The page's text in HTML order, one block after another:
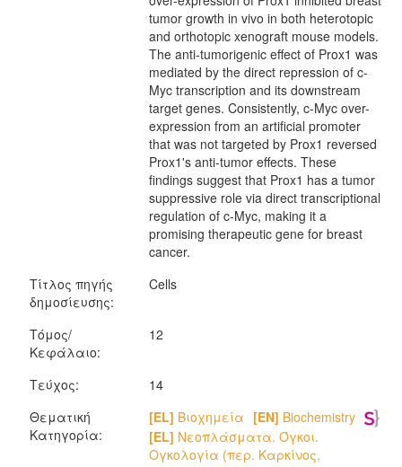
tumor growth in vivo in both heterotopic
and orthotopic xenograft mouse models.
The anti-tumorigenic effect of Prox1 was
mediated by the direct repression of c-
Myc transcription and its downstream
target genes. Consistently, c-Myc over-
expression from an artificial promoter
that was not targeted by Prox1 reversed
Prox1's anti-tumor effects. These
findings suggest that Prox1 has a tumor
suppressive role via direct transcriptional
regulation of c-Myc, making it a
promising therapeutic gene for breast
cancer.
Τίτλος πηγής
δημοσίευσης:
Cells
Τόμος/
Κεφάλαιο:
12
Τεύχος:
14
Θεματική
Κατηγορία:
[EL] Βιοχημεία [EN] Biochemistry
[EL] Νεοπλάσματα. Όγκοι.
Ογκολογία (περ. Καρκίνος,